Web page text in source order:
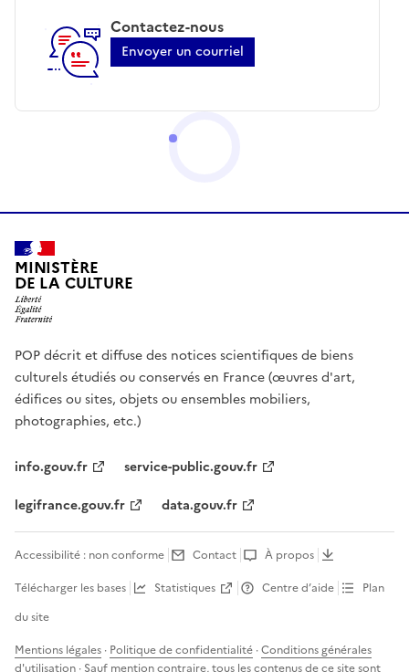
Contactez-nous
Envoyer un courriel
MINISTÈRE
DE LA CULTURE
POP décrit et diffuse des notices scientifiques de biens
culturels étudiés ou conservés en France (œuvres d'art,
édifices ou sites, objets ou ensembles mobiliers,
photographies, etc.)
info.gouv.fr
service-public.gouv.fr
legifrance.gouv.fr
data.gouv.fr
Accessibilité : non conforme Contact
À propos
Télécharger les bases
Statistiques Centre d’aide
Plan
du site
Mentions légales · Politique de confidentialité ·Conditions générales
d'utilisation · Sauf mention contraire, tous les contenus de ce site sont